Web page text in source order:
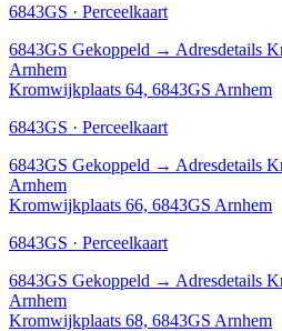
6843GS · Perceelkaart
6843GS Gekoppeld → Adresdetails
Arnhem
Kromwijkplaats 64, 6843GS Arnhem
6843GS · Perceelkaart
6843GS Gekoppeld → Adresdetails
Arnhem
Kromwijkplaats 66, 6843GS Arnhem
6843GS · Perceelkaart
6843GS Gekoppeld → Adresdetails
Arnhem
Kromwijkplaats 68, 6843GS Arnhem